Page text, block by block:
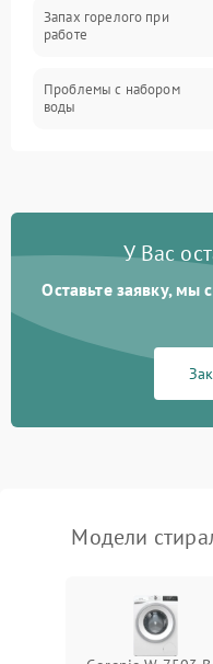
Запах горелого при
работе
Проблемы с набором
воды
Замена платы управления
У Вас
Оставьте заявку,
Модели